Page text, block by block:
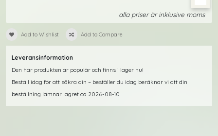
alla priser är inklusive moms
Add to Wishlist Add to Compare
Leveransinformation
Den här produkten är populär och finns i lager nu!
Beställ idag för att säkra din – beställer du idag beräknar vi att din
beställning lämnar lagret ca 2026-08-10